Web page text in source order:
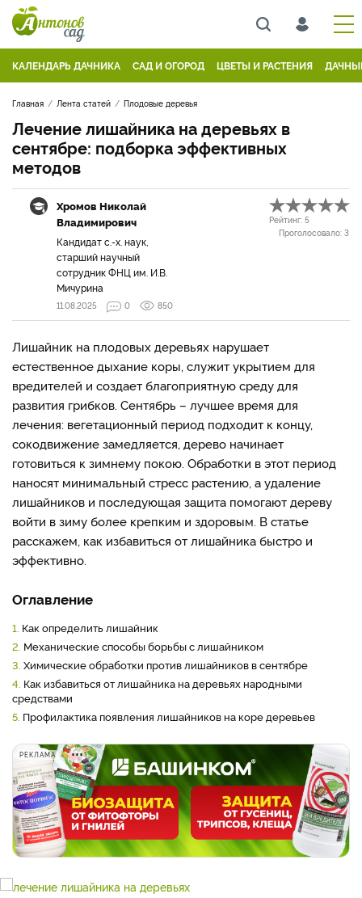
КАЛЕНДАРЬ ДАЧНИКА САД И ОГОРОД ЦВЕТЫ И РАСТЕНИЯ
Главная Лента статей Плодовые деревья
Лечение лишайника на деревьях в
сентябре: подборка эффективных
методов
Хромов Николай
Владимирович
Кандидат с.-х. наук,
старший научный
сотрудник ФНЦ им. И.В.
Мичурина
Рейтинг: 5
Проголосовало: 3
11.08.2025 0 850
Лишайник на плодовых деревьях нарушает
естественное дыхание коры, служит укрытием для
вредителей и создает благоприятную среду для
развития грибков. Сентябрь – лучшее время для
лечения: вегетационный период подходит к концу,
сокодвижение замедляется, дерево начинает
готовиться к зимнему покою. Обработки в этот период
наносят минимальный стресс растению, а удаление
лишайников и последующая защита помогают дереву
войти в зиму более крепким и здоровым. В статье
расскажем, как избавиться от лишайника быстро и
эффективно.
Оглавление
1. Как определить лишайник
2. Механические способы борьбы с лишайником
3. Химические обработки против лишайников в сентябре
4. Как избавиться от лишайника на деревьях народными
средствами
5. Профилактика появления лишайников на коре деревьев
РЕКЛАМА